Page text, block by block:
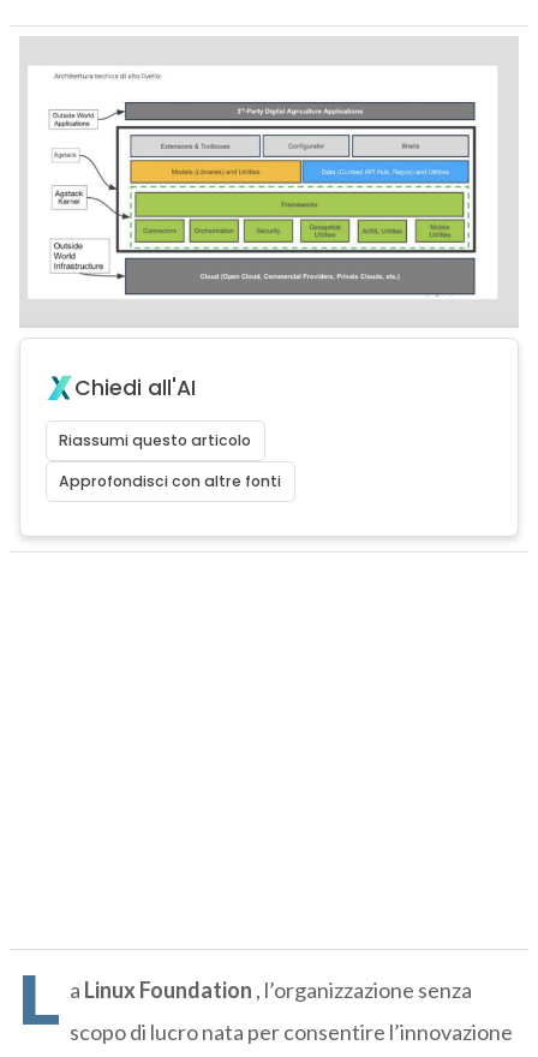
Chiedi all'AI
Riassumi questo articolo
Approfondisci con altre fonti
L a Linux Foundation , l’organizzazione senza
scopo di lucro nata per consentire l’innovazione